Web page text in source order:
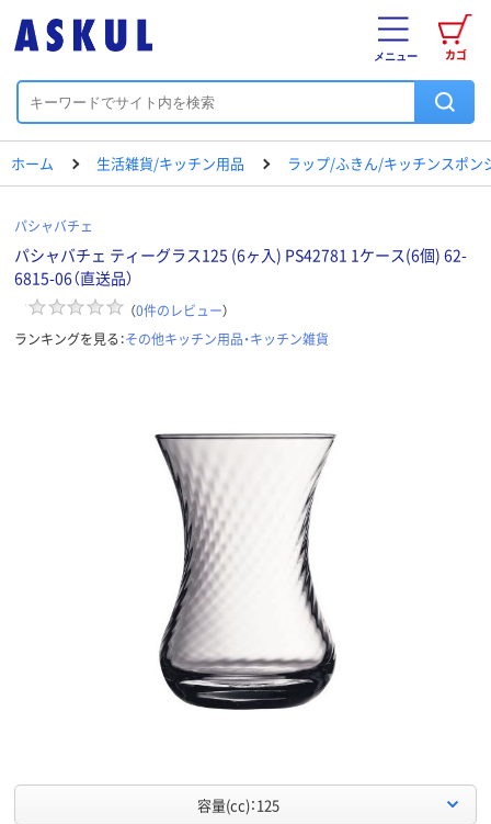
カゴ
メニュー
ホーム 生活雑貨/キッチン用品 ラップ/ふきん/キッチンスポン
パシャバチェ
パシャバチェ ティーグラス125 (6ヶ入) PS42781 1ケース(6個) 62-
6815-06（直送品）
（0件のレビュー）
ランキングを見る：その他キッチン用品・キッチン雑貨
容量(cc)：125